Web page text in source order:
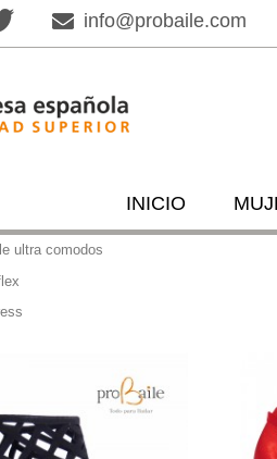
info@probaile.com
INICIO